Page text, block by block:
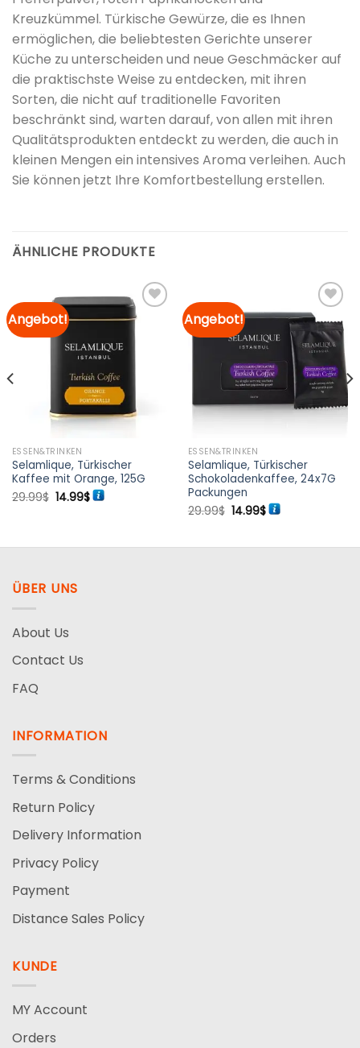
Kreuzkümmel. Türkische Gewürze, die es Ihnen
ermöglichen, die beliebtesten Gerichte unserer
Küche zu unterscheiden und neue Geschmäcker auf
die praktischste Weise zu entdecken, mit ihren
Sorten, die nicht auf traditionelle Favoriten
beschränkt sind, warten darauf, von allen mit ihren
Qualitätsprodukten entdeckt zu werden, die auch in
kleinen Mengen ein intensives Aroma verleihen. Auch
Sie können jetzt Ihre Komfortbestellung erstellen.
ÄHNLICHE PRODUKTE
Angebot!
Merkliste
hinzufügen
ESSEN&TRINKEN
Selamlique, Türkischer
Kaffee mit Orange, 125G
29.99$ Ursprünglicher
Preis
14.99$Aktueller
Preis
Angebot!
Zur
Merkliste
hinzufügen
ESSEN&TRINKEN
Selamlique, Türkischer
Schokoladenkaffee, 24x7G
Packungen
29.99$ Ursprünglicher
Preis
14.99$Aktueller
Preis
ÜBER UNS
About Us
Contact Us
FAQ
INFORMATION
Terms & Conditions
Return Policy
Delivery Information
Privacy Policy
Payment
Distance Sales Policy
KUNDE
MY Account
Orders